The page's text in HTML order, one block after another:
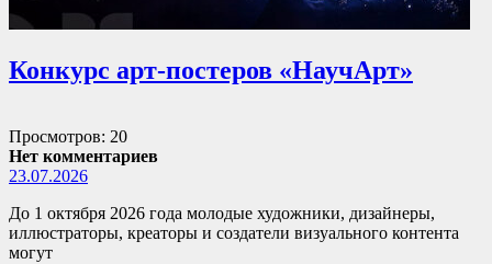
Конкурс арт-постеров «НаучАрт»
Просмотров: 20
Нет комментариев
23.07.2026
До 1 октября 2026 года молодые художники, дизайнеры,
иллюстраторы, креаторы и создатели визуального контента
могут